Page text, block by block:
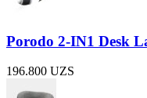
Porodo 2-IN1 Desk
196.800 UZS